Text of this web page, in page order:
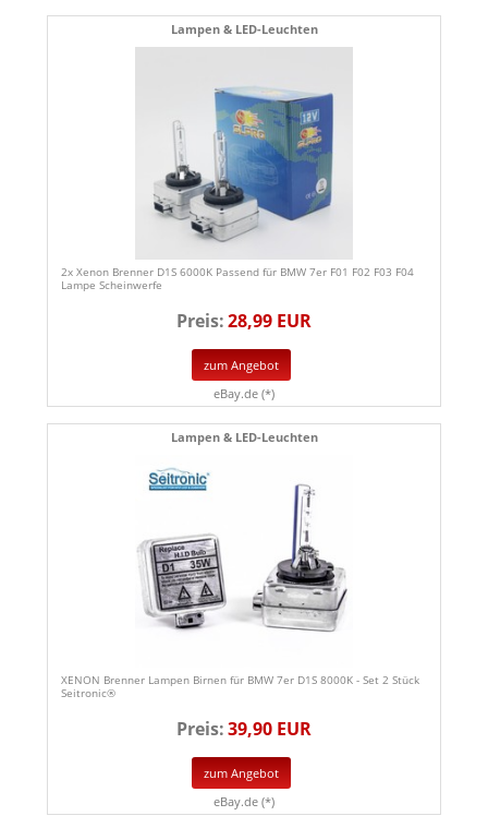
Lampen & LED-Leuchten
2x Xenon Brenner D1S 6000K Passend für BMW 7er F01 F02 F03 F04
Lampe Scheinwerfe
Preis:28,99 EUR
zum Angebot
eBay.de (*)
Lampen & LED-Leuchten
XENON Brenner Lampen Birnen für BMW 7er D1S 8000K - Set 2 Stück
Seitronic®
Preis:39,90 EUR
zum Angebot
eBay.de (*)